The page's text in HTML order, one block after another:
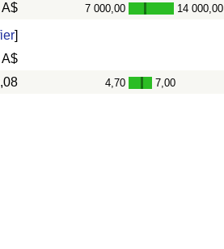
7 000,00 - 14 000,00
]
4,70 - 7,00